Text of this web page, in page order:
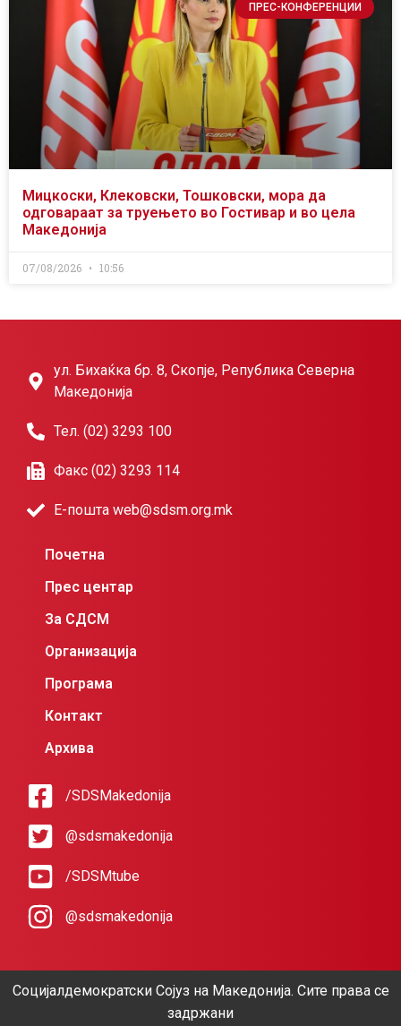
ПРЕС-КОНФЕРЕНЦИИ
Мицкоски, Клековски, Тошковски, мора да
одговараат за труењето во Гостивар и во цела
Македонија
07/08/2026 10:56
ул. Бихаќка бр. 8, Скопје, Република Северна
Македонија
Тел. (02) 3293 100
Факс (02) 3293 114
Е-пошта web@sdsm.org.mk
Почетна
Прес центар
За СДСМ
Организација
Програма
Контакт
Архива
/SDSMakedonija
@sdsmakedonija
/SDSMtube
@sdsmakedonija
Социјалдемократски Сојуз на Македонија. Сите права се
задржани